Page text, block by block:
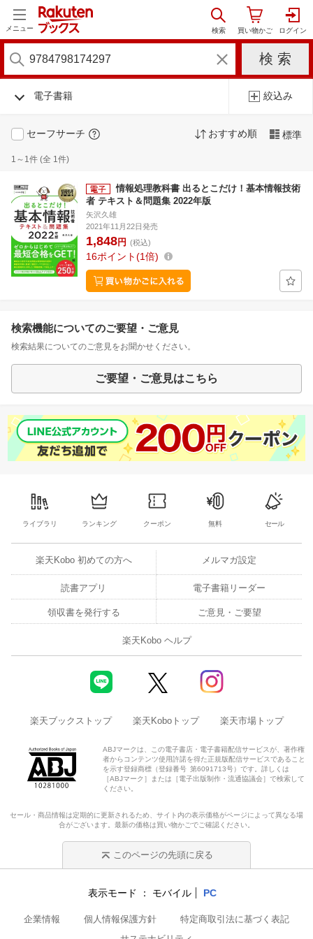
メニュー
電子書籍 絞込み
セーフサーチ おすすめ順 標準
1～1件 (全 1件)
情報処理教科書 出るとこだけ！基本情報技術
者 テキスト＆問題集 2022年版
矢沢久雄
2021年11月22日発売
1,848円 (税込)
16ポイント 1倍
検索機能についてのご要望・ご意見
検索結果についてのご意見をお聞かせください。
ご要望・ご意見はこちら
ライブラリ ランキング クーポン 無料 セール
楽天Kobo 初めての方へ メルマガ設定
読書アプリ 電子書籍リーダー
領収書を発行する ご意見・ご要望
楽天Kobo ヘルプ
楽天ブックストップ 楽天Koboトップ 楽天市場トップ
ABJマークは、この電子書店・電子書籍配信サービスが、著作権
者からコンテンツ使用許諾を得た正規版配信サービスであること
を示す登録商標（登録番号 第6091713号）です。詳しくは
［ABJマーク］または［電子出版制作・流通協議会］で検索して
ください。
セール・商品情報は定期的に更新されるため、サイト内の表示価格がページによって異なる場
合がございます。最新の価格は買い物かごでご確認ください。
このページの先頭に戻る
表示モード モバイル PC
企業情報 個人情報保護方針
特定商取引法に基づく表記